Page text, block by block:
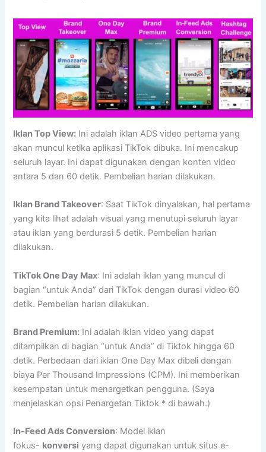
Iklan Top View: Ini adalah iklan ADS video pertama yang
akan muncul ketika aplikasi TikTok dibuka. Ini mencakup
seluruh layar. Ini dapat digunakan dengan konten video
antara 5 dan 60 detik. Pembelian harian dilakukan.
Iklan Brand Takeover: Saat TikTok dinyalakan, hal pertama
yang kita lihat adalah visual yang menutupi seluruh layar
atau iklan yang berdurasi 5 detik. Pembelian harian
dilakukan.
TikTok One Day Max: Ini adalah iklan yang muncul di
bagian “untuk Anda” dari TikTok dengan durasi video 60
detik. Pembelian harian dilakukan.
Brand Premium: Ini adalah iklan video yang dapat
ditampilkan di bagian “untuk Anda” di Tiktok hingga 60
detik. Perbedaan dari iklan One Day Max dibeli dengan
biaya Per Thousand Impressions (CPM). Ini memberikan
kesempatan untuk menargetkan pengguna. (Saya
menjelaskan opsi Penargetan Tiktok * di bawah.)
In-Feed Ads Conversion: Model iklan
fokus- konversi yang dapat digunakan untuk situs e-